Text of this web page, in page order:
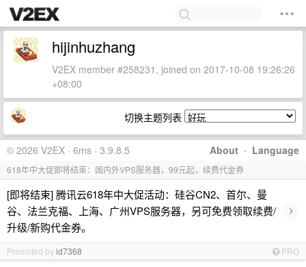
hijinhuzhang
V2EX member #258231, joined on 2017-10-08 19:26:26
+08:00
切换主题列表
About · Language
© 2026 V2EX · 6ms · 3.9.8.5
618年中大促即将结束：国内外VPS服务器，99元起，续费代金券
[即将结束] 腾讯云618年中大促活动：硅谷CN2、首尔、曼
谷、法兰克福、上海、广州VPS服务器，另可免费领取续费/
升级/新购代金券。
›
Promoted byid7368 PRO